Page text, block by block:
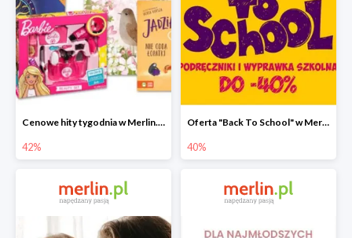
Cenowe hity tygodnia w Merlin.pl do -42%
42%
Oferta "Back To School" w Merlin.pl do -40%
40%